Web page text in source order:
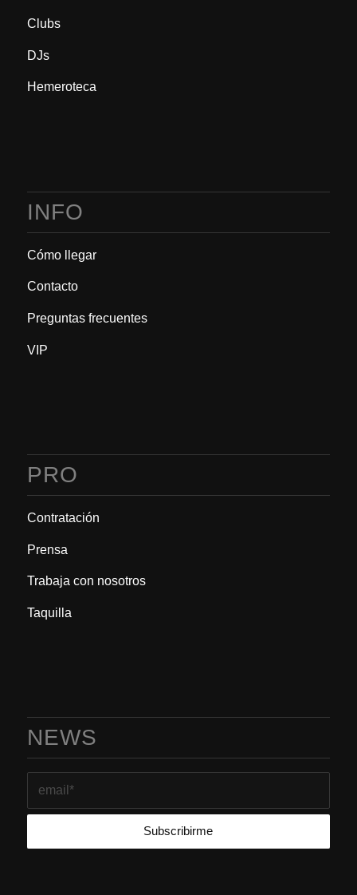
Clubs
DJs
Hemeroteca
INFO
Cómo llegar
Contacto
Preguntas frecuentes
VIP
PRO
Contratación
Prensa
Trabaja con nosotros
Taquilla
NEWS